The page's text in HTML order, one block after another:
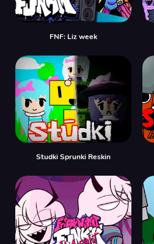
FNF: Liz week
Studki Sprunki Reskin